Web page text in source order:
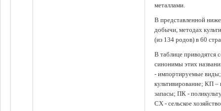
металлами.
В представленной
добычи, методах
(из 134 родов) в 60
В таблице приводятся
синонимы этих
- импортируемые
культивирование; КП
запасы; ПК -
СХ - сельское